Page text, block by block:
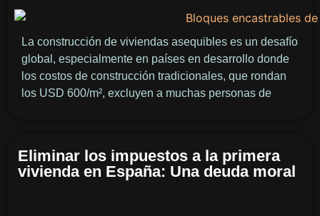
La construcción de viviendas asequibles es un desafío
global, especialmente en países en desarrollo donde
los costos de construcción tradicionales, que rondan
los USD 600/m², excluyen a muchas personas de
Eliminar los impuestos a la primera
vivienda en España: Una deuda moral